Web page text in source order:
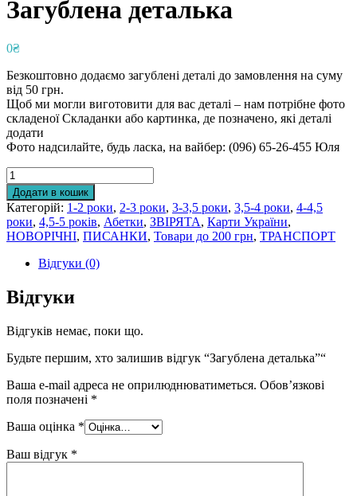
Загублена деталька
0₴
Безкоштовно додаємо загублені деталі до замовлення на суму
від 50 грн.
Щоб ми могли виготовити для вас деталі – нам потрібне фото
складеної Складанки або картинка, де позначено, які деталі
додати
Фото надсилайте, будь ласка, на вайбер: (096) 65-26-455 Юля
Загублена
деталька
кількість
Додати в кошик
Категорій: 1-2 роки, 2-3 роки, 3-3,5 роки, 3,5-4 роки, 4-4,5
роки, 4,5-5 років, Абетки, ЗВІРЯТА, Карти України,
НОВОРІЧНІ, ПИСАНКИ, Товари до 200 грн, ТРАНСПОРТ
Відгуки (0)
Відгуки
Відгуків немає, поки що.
Будьте першим, хто залишив відгук “Загублена деталька”“
Ваша e-mail адреса не оприлюднюватиметься. Обов’язкові
поля позначені *
Ваша оцінка *
Ваш відгук *